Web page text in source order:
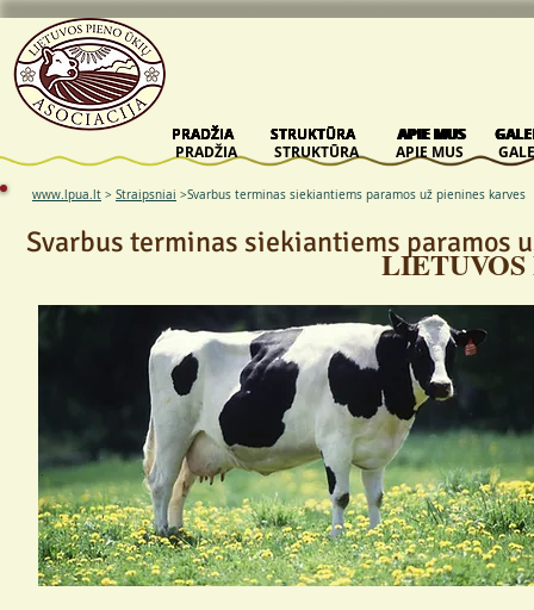
APIE MUS
STRUKTŪRA
PRADŽIA STRUKTŪRA APIE MUS
PRADŽIA
PRADŽIA STRUKTŪRA APIE MUS
PRADŽIA STRUKTŪRA APIE MUS
PRADŽIA STRUKTŪRA APIE MUS
PRADŽIA STRUKTŪRA APIE MUS
Svarbus terminas siekiantiems paramos
www.lpua.lt > Straipsniai >Svarbus terminas siekiantiems paramos už pienines karves